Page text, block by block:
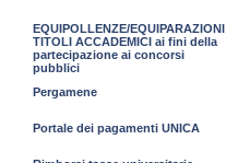
EQUIPOLLENZE/EQUIPARAZIONI
TITOLI ACCADEMICI ai fini della
partecipazione ai concorsi
pubblici
Pergamene
Portale dei pagamenti UNICA